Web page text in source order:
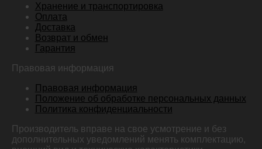
Хранение и транспортировка
Оплата
Доставка
Возврат и обмен
Гарантия
Правовая информация
Правовая информация
Положение об обработке персональных данных
Политика конфиденциальности
Производитель вправе на свое усмотрение и без
дополнительных уведомлений менять комплектацию,